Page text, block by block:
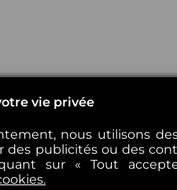
vie privée
nous utilisons
des publicités ou des
sur « Tout